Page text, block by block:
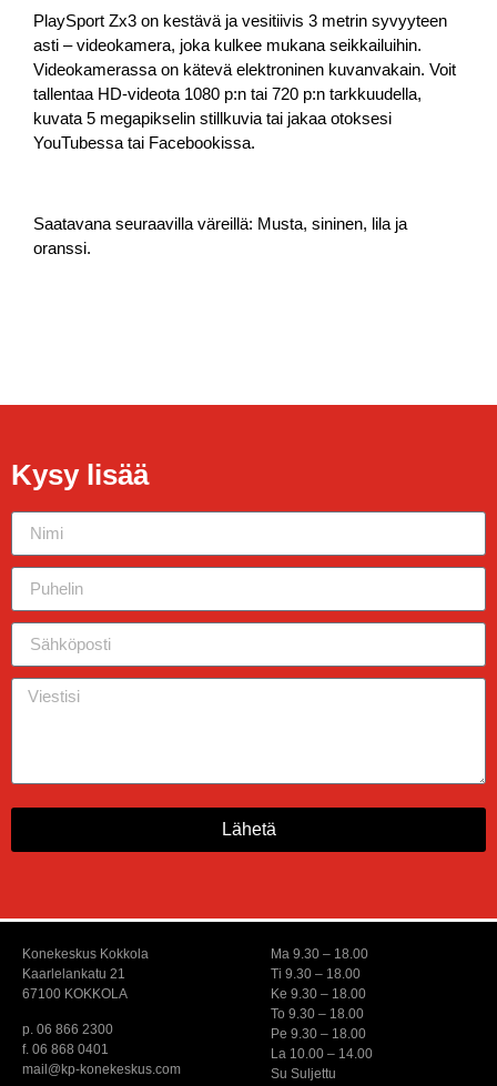
PlaySport Zx3 on kestävä ja vesitiivis 3 metrin syvyyteen
asti – videokamera, joka kulkee mukana seikkailuihin.
Videokamerassa on kätevä elektroninen kuvanvakain. Voit
tallentaa HD-videota 1080 p:n tai 720 p:n tarkkuudella,
kuvata 5 megapikselin stillkuvia tai jakaa otoksesi
YouTubessa tai Facebookissa.
Saatavana seuraavilla väreillä: Musta, sininen, lila ja
oranssi.
Kysy lisää
Lähetä
Konekeskus Kokkola
Kaarlelankatu 21
67100 KOKKOLA
p. 06 866 2300
f. 06 868 0401
mail@kp-konekeskus.com
Ma 9.30 – 18.00
Ti 9.30 – 18.00
Ke 9.30 – 18.00
To 9.30 – 18.00
Pe 9.30 – 18.00
La 10.00 – 14.00
Su Suljettu